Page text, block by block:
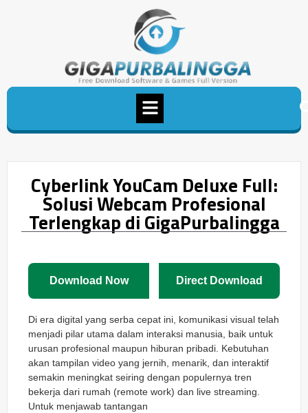
Cyberlink YouCam Deluxe Full:
Solusi Webcam Profesional
Terlengkap di GigaPurbalingga
Download Now Direct Download
Di era digital yang serba cepat ini, komunikasi visual telah
menjadi pilar utama dalam interaksi manusia, baik untuk
urusan profesional maupun hiburan pribadi. Kebutuhan
akan tampilan video yang jernih, menarik, dan interaktif
semakin meningkat seiring dengan populernya tren
bekerja dari rumah (remote work) dan live streaming.
Untuk menjawab tantangan